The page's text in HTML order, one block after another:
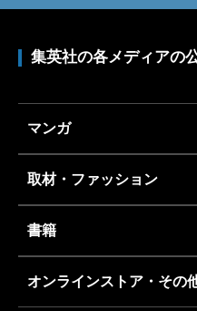
集英社の各メディアの
マンガ
取材・ファッション
書籍
オンラインストア・その